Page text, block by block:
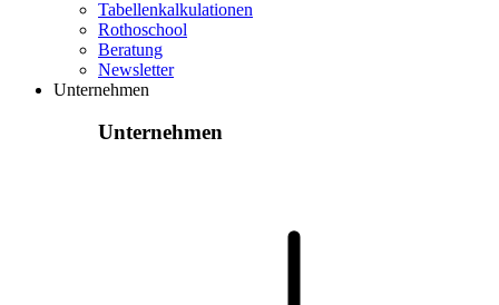
Tabellenkalkulationen
Rothoschool
Beratung
Newsletter
Unternehmen
Unternehmen